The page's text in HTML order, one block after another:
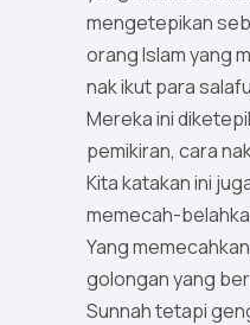
mengetepikan
orang Islam yang
nak ikut para
Mereka ini
pemikiran, cara
Kita katakan ini
memecah-
Yang
golongan yang
Sunnah tetapi